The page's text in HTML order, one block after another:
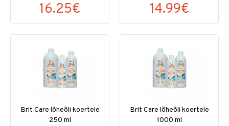
16.25€ 14.99€
Brit Care lõheõli koertele
250 ml
Brit Care lõheõli koertele
1000 ml